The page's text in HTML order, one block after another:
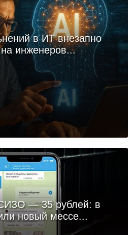
в ИТ внезапно
инженеров...
— 35 рублей: в
новый мессе...